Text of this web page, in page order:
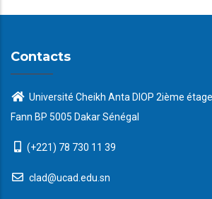
Contacts
Université Cheikh Anta DIOP 2ième
Fann BP 5005 Dakar Sénégal
(+221) 78 730 11 39
clad@ucad.edu.sn